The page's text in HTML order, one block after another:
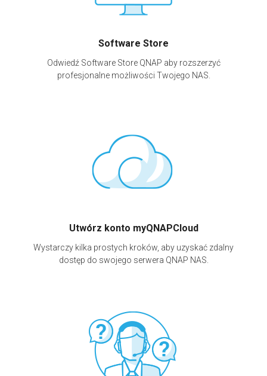
Software Store
Odwiedź Software Store QNAP aby rozszerzyć
profesjonalne możliwości Twojego NAS.
Utwórz konto myQNAPCloud
Wystarczy kilka prostych kroków, aby uzyskać zdalny
dostęp do swojego serwera QNAP NAS.